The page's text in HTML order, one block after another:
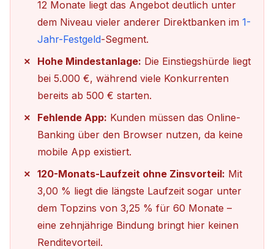
12 Monate liegt das Angebot deutlich unter
dem Niveau vieler anderer Direktbanken im 1-
Jahr-Festgeld-Segment.
Hohe Mindestanlage: Die Einstiegshürde liegt
bei 5.000 €, während viele Konkurrenten
bereits ab 500 € starten.
Fehlende App: Kunden müssen das Online-
Banking über den Browser nutzen, da keine
mobile App existiert.
120-Monats-Laufzeit ohne Zinsvorteil: Mit
3,00 % liegt die längste Laufzeit sogar unter
dem Topzins von 3,25 % für 60 Monate –
eine zehnjährige Bindung bringt hier keinen
Renditevorteil.